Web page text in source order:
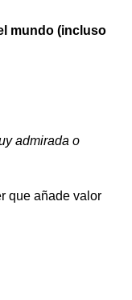
mundo (incluso
admirada o
que añade valor